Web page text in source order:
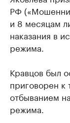
РФ
и 8 месяцам
наказания в
режима.
Кравцов был
приговорен
отбыванием
режима.